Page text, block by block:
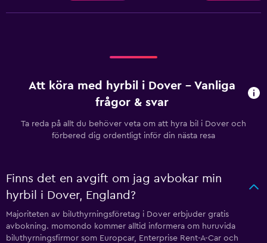
Att köra med hyrbil i Dover – Vanliga
frågor & svar
Ta reda på allt du behöver veta om att hyra bil i Dover och
förbered dig ordentligt inför din nästa resa
Finns det en avgift om jag avbokar min
hyrbil i Dover, England?
Majoriteten av biluthyrningsföretag i Dover erbjuder gratis
avbokning. momondo kommer alltid informera om huruvida
biluthyrningsfirmor som Europcar, Enterprise Rent-A-Car och